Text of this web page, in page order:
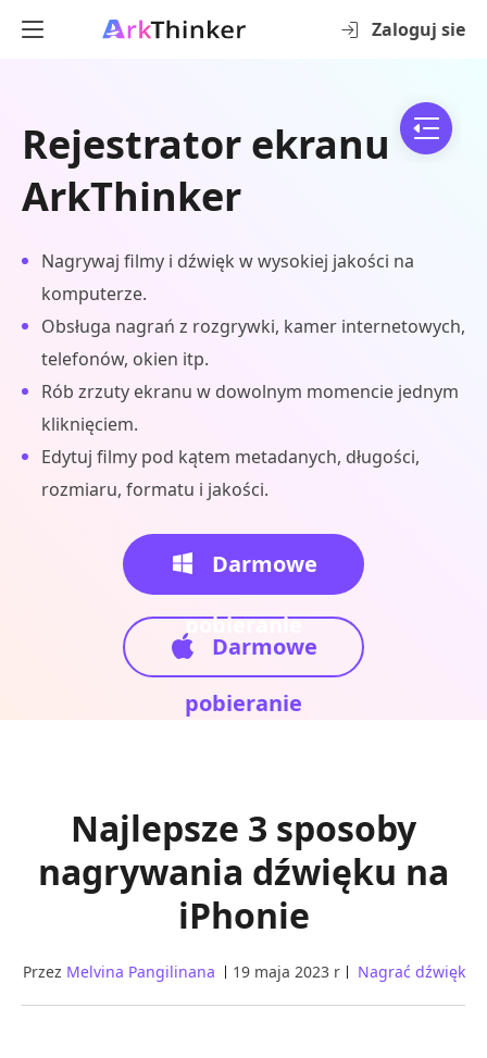
Zaloguj sie
Rejestrator ekranu
ArkThinker
Nagrywaj filmy i dźwięk w wysokiej jakości na
komputerze.
Obsługa nagrań z rozgrywki, kamer internetowych,
telefonów, okien itp.
Rób zrzuty ekranu w dowolnym momencie jednym
kliknięciem.
Edytuj filmy pod kątem metadanych, długości,
rozmiaru, formatu i jakości.
Darmowe
pobieranie
Darmowe
pobieranie
Najlepsze 3 sposoby
nagrywania dźwięku na
iPhonie
Przez Melvina Pangilinana 19 maja 2023 r Nagrać dźwięk